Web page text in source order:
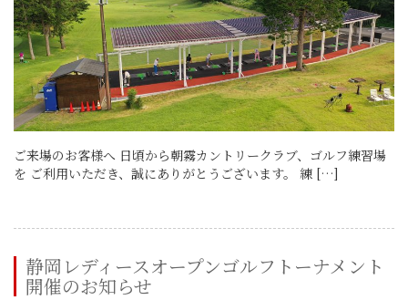
ご来場のお客様へ 日頃から朝霧カントリークラブ、ゴルフ練習場
を ご利用いただき、誠にありがとうございます。 練 […]
静岡レディースオープンゴルフトーナメント
開催のお知らせ